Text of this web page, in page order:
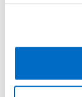
Borraccia
acciaio